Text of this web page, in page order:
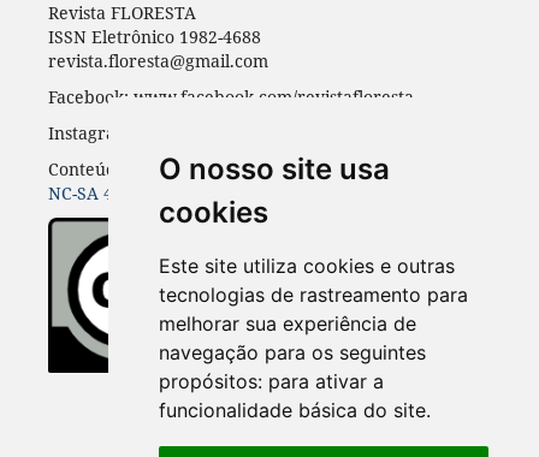
O nosso site usa
cookies
Este site utiliza cookies e outras
tecnologias de rastreamento para
melhorar sua experiência de
navegação para os seguintes
propósitos: para ativar a
funcionalidade básica do site.
Revista FLORESTA
ISSN Eletrônico 1982-4688
revista.floresta@gmail.com
Facebook: www.facebook.com/revistafloresta
Instagran: revista_floresta
Conteúdos do periódico licenciados sob uma
NC-SA 4.0